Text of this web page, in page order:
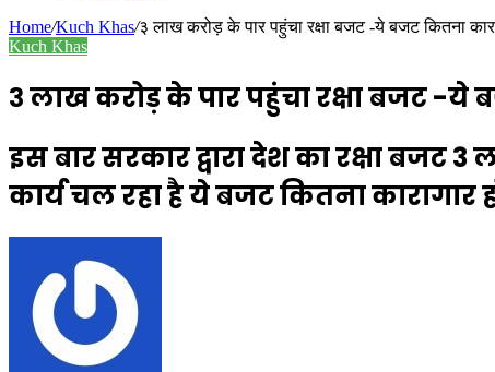
Home/Kuch Khas/३ लाख करोड़ के पार पहुंचा रक्षा बजट -ये बजट कितना
Kuch Khas
३ लाख करोड़ के पार पहुंचा रक्षा बजट -ये
इस बार सरकार द्वारा देश का रक्षा
कार्य चल रहा है ये बजट कितना कारागार